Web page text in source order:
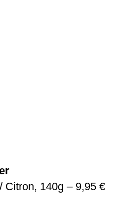
Citron, 140g – 9,95 €